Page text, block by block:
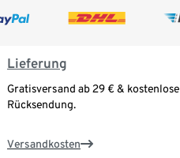
Lieferung
Gratisversand ab 29 € & kostenlose
Rücksendung.
Versandkosten